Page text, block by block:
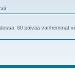
60 päivää vanhemmat